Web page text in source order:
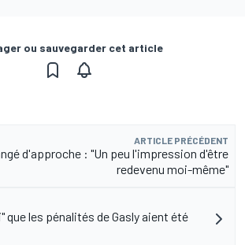
ou sauvegarder cet article
ARTICLE PRÉCÉDENT
d'approche : "Un peu l'impression d'être
redevenu moi-même"
que les pénalités de Gasly aient été